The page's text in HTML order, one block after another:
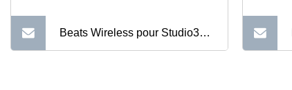
Beats Wireless pour Studio3